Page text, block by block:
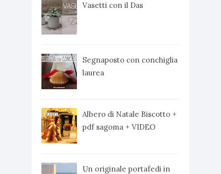
Vasetti con il Das
Segnaposto con conchiglia
laurea
Albero di Natale Biscotto +
pdf sagoma + VIDEO
Un originale portafedi in